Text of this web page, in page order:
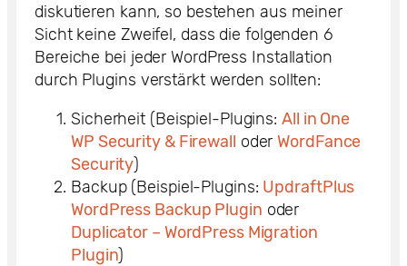
diskutieren kann, so bestehen aus meiner
Sicht keine Zweifel, dass die folgenden 6
Bereiche bei jeder WordPress Installation
durch Plugins verstärkt werden sollten:
Sicherheit (Beispiel-Plugins: All in One
WP Security & Firewall oderWordFance
Security)
Backup (Beispiel-Plugins: UpdraftPlus
WordPress Backup Plugin oder
Duplicator – WordPress Migration
Plugin)